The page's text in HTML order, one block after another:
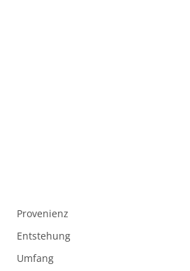
Provenienz
Entstehung
Umfang